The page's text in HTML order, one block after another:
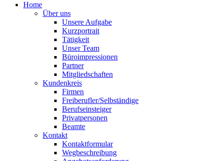
Home
Über uns
Unsere Aufgabe
Kurzportrait
Tätigkeit
Unser Team
Büroimpressionen
Partner
Mitgliedschaften
Kundenkreis
Firmen
Freiberufler/Selbständige
Berufseinsteiger
Privatpersonen
Beamte
Kontakt
Kontaktformular
Wegbeschreibung